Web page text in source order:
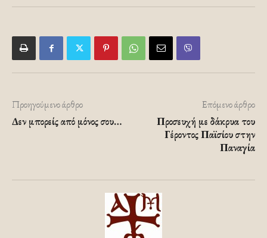
Προηγούμενο άρθρο
Δεν μπορείς από μόνος σου…
Επόμενο άρθρο
Προσευχή με δάκρυα του
Γέροντος Παϊσίου στην
Παναγία